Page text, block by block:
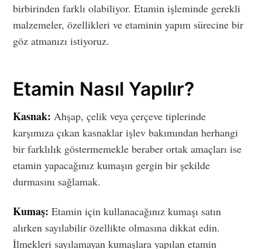
birbirinden farklı olabiliyor. Etamin işleminde gerekli
malzemeler, özellikleri ve etaminin yapım sürecine bir
göz atmanızı istiyoruz.
Etamin Nasıl Yapılır?
Kasnak: Ahşap, çelik veya çerçeve tiplerinde
karşımıza çıkan kasnaklar işlev bakımından herhangi
bir farklılık göstermemekle beraber ortak amaçları ise
etamin yapacağınız kumaşın gergin bir şekilde
durmasını sağlamak.
Kumaş: Etamin için kullanacağınız kumaşı satın
alırken sayılabilir özellikte olmasına dikkat edin.
İlmekleri sayılamayan kumaşlara yapılan etamin